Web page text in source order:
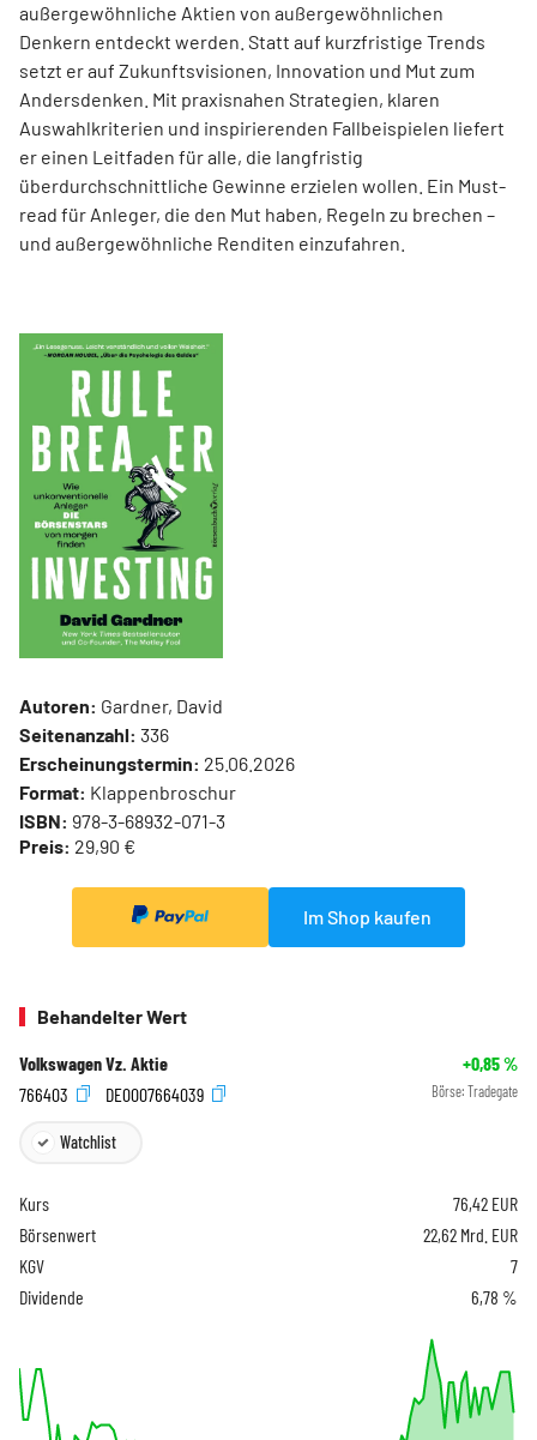
außergewöhnliche Aktien von außer­gewöhnlichen
Denkern entdeckt werden. Statt auf kurzfristige Trends
setzt er auf Zukunftsvisionen, Innovation und Mut zum
Andersdenken. Mit praxisnahen Strategien, klaren
Auswahlkriterien und inspirierenden Fallbeispielen liefert
er einen Leit­faden für alle, die langfristig
überdurchschnittliche Gewinne erzielen wollen. Ein Must-
read für Anleger, die den Mut haben, Regeln zu brechen –
und außergewöhnliche Renditen einzufahren.
Autoren: Gardner, David
Seitenanzahl: 336
Erscheinungstermin: 25.06.2026
Format: Klappenbroschur
ISBN: 978-3-68932-071-3
Preis: 29,90 €
Im Shop kaufen
Behandelter Wert
Volkswagen Vz. Aktie +0,85%
766403
DE0007664039 Börse: Tradegate
Watchlist
Kurs 76,42 EUR
Börsenwert
22,62 Mrd. EUR
KGV
7
Dividende
6,78 %